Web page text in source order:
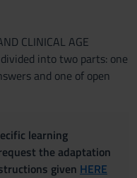
CLINICAL AGE
into two parts: one
and one of open
learning
the adaptation
given HERE